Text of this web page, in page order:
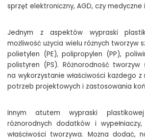
sprzęt elektroniczny, AGD, czy medyczne
Jednym z aspektów wypraski
możliwość użycia wielu różnych tworzyw
polietylen (PE), polipropylen (PP),
polistyren (PS). Różnorodność tworzyw
na wykorzystanie właściwości każdego
potrzeb projektowych i zastosowania
Innym atutem wypraski
różnorodnych dodatków i
właściwości tworzywa. Można dodać,